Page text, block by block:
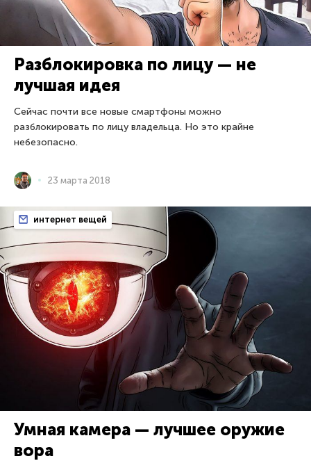
Разблокировка по лицу — не
лучшая идея
Сейчас почти все новые смартфоны можно
разблокировать по лицу владельца. Но это крайне
небезопасно.
23 марта 2018
интернет вещей
Умная камера — лучшее оружие
вора